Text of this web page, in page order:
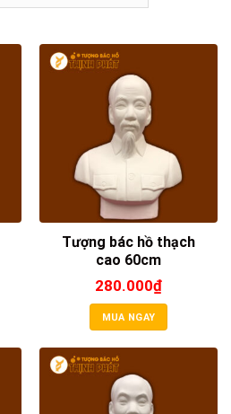
Tượng bác hồ thạch
cao 60cm
280.000₫
MUA NGAY